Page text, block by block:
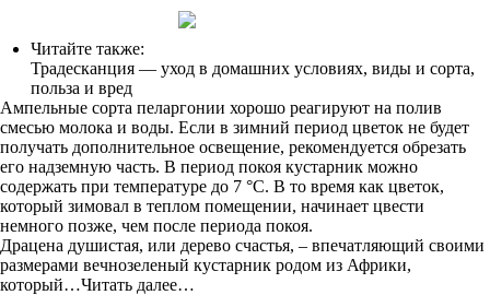
Читайте также:
Традесканция — уход в домашних условиях, виды и сорта,
польза и вред
Ампельные сорта пеларгонии хорошо реагируют на полив
смесью молока и воды. Если в зимний период цветок не будет
получать дополнительное освещение, рекомендуется обрезать
его надземную часть. В период покоя кустарник можно
содержать при температуре до 7 °C. В то время как цветок,
который зимовал в теплом помещении, начинает цвести
немного позже, чем после периода покоя.
Драцена душистая, или дерево счастья, – впечатляющий своими
размерами вечнозеленый кустарник родом из Африки,
который…Читать далее…